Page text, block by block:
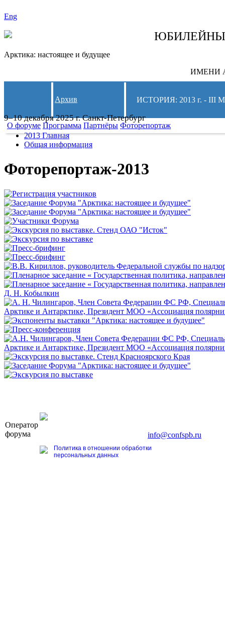
Eng
Арктика: настоящее и будущее
ИМЕНИ
9–10 декабря 2025 г. Санкт-Петербург
Архив ИСТОРИЯ: 2013 г. -
О форуме Программа Партнёры Фоторепортаж
2013 Главная
Общая информация
Фоторепортаж-2013
Оператор
форума
info@confspb.ru
Политика в отношении обработки
персональных данных